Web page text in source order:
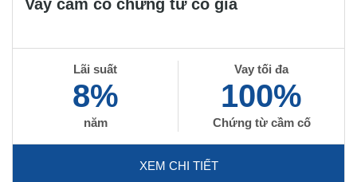
Vay cầm cố chứng từ có giá
Lãi suất
8%
năm
Vay tối đa
100%
Chứng từ cầm cố
XEM CHI TIẾT